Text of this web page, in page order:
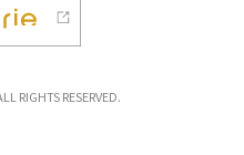
RIGHTS RESERVED.